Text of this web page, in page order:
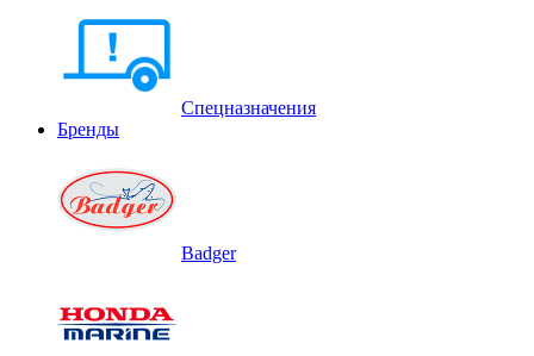
Спецназначения
Бренды
Badger